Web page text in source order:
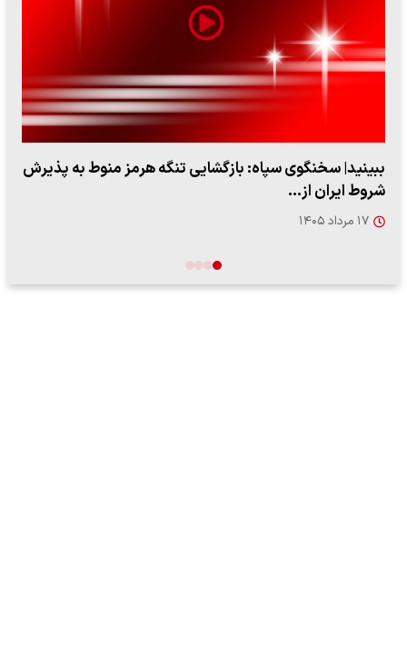
ببینید| سخنگوی سپاه: بازگشایی تنگه هرمز منوط به پذیرش
شروط ایران از…
۱۷ مرداد ۱۴۰۵